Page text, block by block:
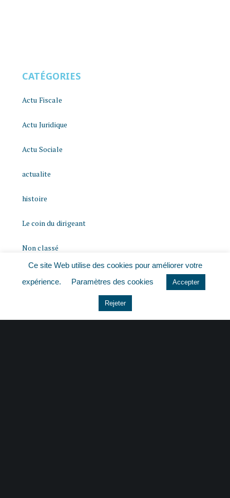
CATÉGORIES
Actu Fiscale
Actu Juridique
Actu Sociale
actualite
histoire
Le coin du dirigeant
Non classé
Ce site Web utilise des cookies pour améliorer votre
expérience.
Paramètres des cookies Accepter
Rejeter